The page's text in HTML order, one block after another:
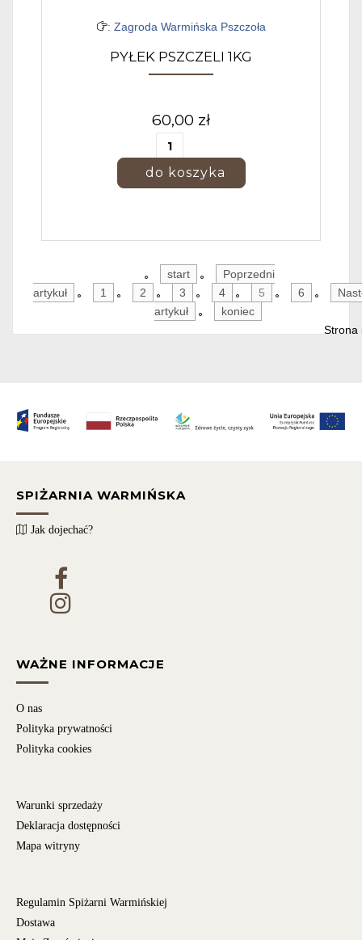
: Zagroda Warmińska Pszczoła
PYŁEK PSZCZELI 1KG
60,00 zł
start
Poprzedni
artykuł
1 2 3 4 5 6
artykuł
koniec
Strona
SPIŻARNIA WARMIŃSKA
Jak dojechać?
WAŻNE INFORMACJE
O nas
Polityka prywatności
Polityka cookies
Warunki sprzedaży
Deklaracja dostępności
Mapa witryny
Regulamin Spiżarni Warmińskiej
Dostawa